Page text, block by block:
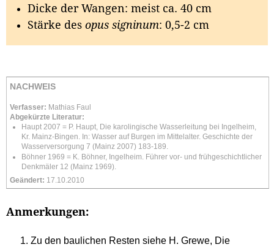
Dicke der Wangen: meist ca. 40 cm
Stärke des opus signinum: 0,5-2 cm
NACHWEIS
Verfasser: Mathias Faul
Abgekürzte Literatur:
Haupt 2007 = P. Haupt, Die karolingische Wasserleitung bei Ingelheim,
Kr. Mainz-Bingen. In: Wasser auf Burgen im Mittelalter. Geschichte der
Wasserversorgung 7 (Mainz 2007) 183-189.
Böhner 1969 = K. Böhner, Ingelheim. Führer vor- und frühgeschichtlicher
Denkmäler 12 (Mainz 1969).
Geändert: 17.10.2010
Anmerkungen:
Zu den baulichen Resten siehe H. Grewe, Die